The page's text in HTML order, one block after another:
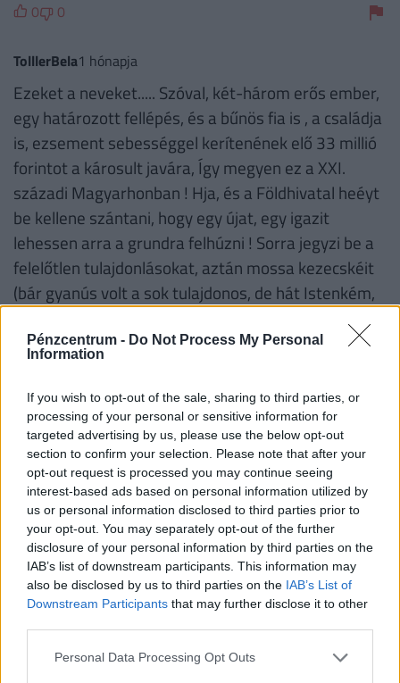
Pénzcentrum - Do Not Process My Personal
Information
If you wish to opt-out of the sale, sharing to third parties, or
processing of your personal or sensitive information for
targeted advertising by us, please use the below opt-out
section to confirm your selection. Please note that after your
opt-out request is processed you may continue seeing
interest-based ads based on personal information utilized by
us or personal information disclosed to third parties prior to
your opt-out. You may separately opt-out of the further
disclosure of your personal information by third parties on the
IAB’s list of downstream participants. This information may
also be disclosed by us to third parties on the IAB’s List of
Downstream Participants that may further disclose it to other
Personal Data Processing Opt Outs
0 0
TolllerBela1 hónapja
Ezeket a neveket..... Szóval, két-három erős ember,
egy határozott fellépés, és a bűnös fia is , a családja
is, ezsement sebességgel kerítenének elő 33 millió
forintot a károsult javára, Így megyen ez a XXI.
századi Magyarhonban ! Hja, és a Földhivatal heéyt
be kellene szántani, hogy egy újat, egy igazit
lehessen arra a grundra felhúzni ! Sorra jegyzi be a
felelőtlen tulajdonlásokat, aztán mossa kezecskéit
(bár gyanús volt a sok tulajdonos, de hát Istenkém,
1 0
NEKED AJÁNLJUK
külföldiek: kiderült, melyik nemzet lett